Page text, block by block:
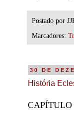
Postado por
Marcadores:
30 DE
História